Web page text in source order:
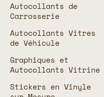
Autocollants de
Carrosserie
Autocollants Vitres
de Véhicule
Graphiques et
Autocollants Vitrine
Stickers en Vinyle